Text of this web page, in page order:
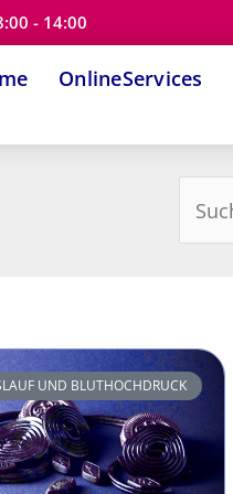
- 14:00
OnlineServices
nach:
UND BLUTHOCHDRUCK